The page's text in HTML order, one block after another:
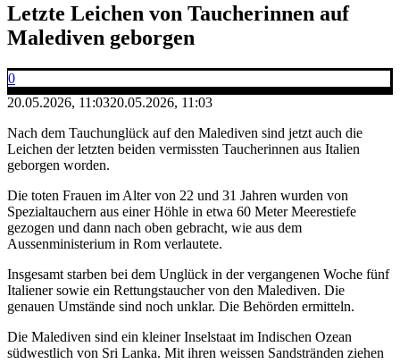
Letzte Leichen von Taucherinnen auf
Malediven geborgen
0
20.05.2026, 11:0320.05.2026, 11:03
Nach dem Tauchunglück auf den Malediven sind jetzt auch die
Leichen der letzten beiden vermissten Taucherinnen aus Italien
geborgen worden.
Die toten Frauen im Alter von 22 und 31 Jahren wurden von
Spezialtauchern aus einer Höhle in etwa 60 Meter Meerestiefe
gezogen und dann nach oben gebracht, wie aus dem
Aussenministerium in Rom verlautete.
Insgesamt starben bei dem Unglück in der vergangenen Woche fünf
Italiener sowie ein Rettungstaucher von den Malediven. Die
genauen Umstände sind noch unklar. Die Behörden ermitteln.
Die Malediven sind ein kleiner Inselstaat im Indischen Ozean
südwestlich von Sri Lanka. Mit ihren weissen Sandstränden ziehen